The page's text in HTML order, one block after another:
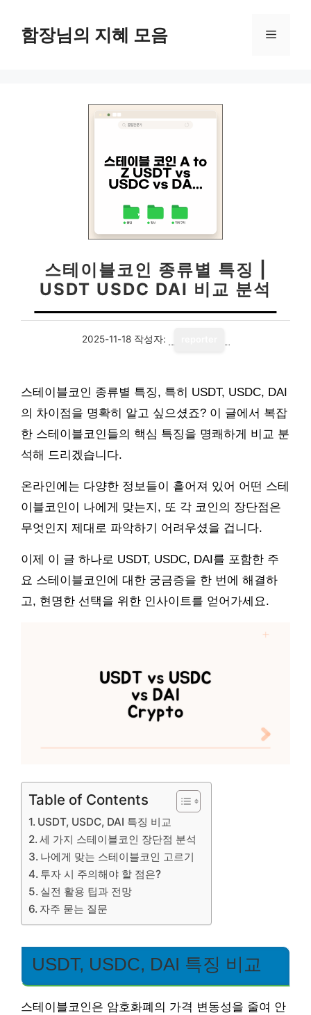
함장님의 지혜 모음 메
스테이블코인 종류별 특징 |
USDT USDC DAI 비교 분석
2025-11-18 작성자:
스테이블코인 종류별 특징, 특히 USDT, USDC, DAI
의 차이점을 명확히 알고 싶으셨죠? 이 글에서 복잡
한 스테이블코인들의 핵심 특징을 명쾌하게 비교 분
석해 드리겠습니다.
온라인에는 다양한 정보들이 흩어져 있어 어떤 스테
이블코인이 나에게 맞는지, 또 각 코인의 장단점은
무엇인지 제대로 파악하기 어려우셨을 겁니다.
이제 이 글 하나로 USDT, USDC, DAI를 포함한 주
요 스테이블코인에 대한 궁금증을 한 번에 해결하
고, 현명한 선택을 위한 인사이트를 얻어가세요.
Table of Contents
USDT, USDC, DAI 특징 비교
세 가지 스테이블코인 장단점 분석
나에게 맞는 스테이블코인 고르기
투자 시 주의해야 할 점은?
실전 활용 팁과 전망
자주 묻는 질문
USDT, USDC, DAI 특징 비교
스테이블코인은 암호화폐의 가격 변동성을 줄여 안